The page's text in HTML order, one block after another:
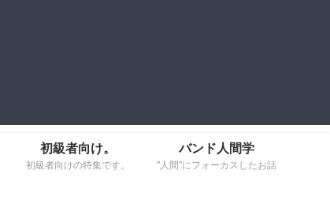
初級者向け。
初級者向けの特集です。
バンド人間学
”人間”にフォーカスしたお話